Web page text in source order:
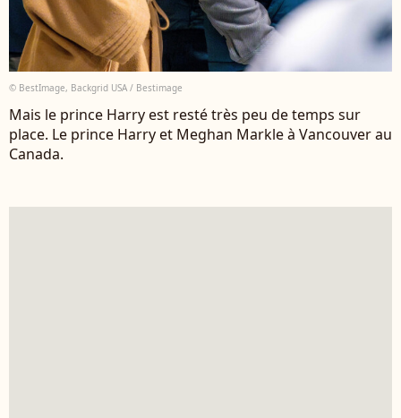
© BestImage, Backgrid USA / Bestimage
Mais le prince Harry est resté très peu de temps sur
place. Le prince Harry et Meghan Markle à Vancouver au
Canada.